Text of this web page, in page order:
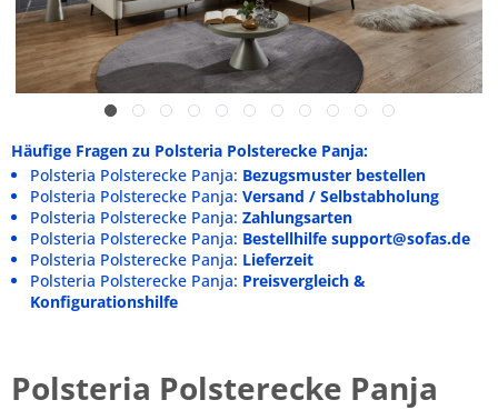
Häufige Fragen zu Polsteria Polsterecke Panja:
Polsteria Polsterecke Panja: Bezugsmuster bestellen
Polsteria Polsterecke Panja: Versand / Selbstabholung
Polsteria Polsterecke Panja: Zahlungsarten
Polsteria Polsterecke Panja: Bestellhilfe support@sofas.de
Polsteria Polsterecke Panja: Lieferzeit
Polsteria Polsterecke Panja: Preisvergleich &
Konfigurationshilfe
Polsteria Polsterecke Panja